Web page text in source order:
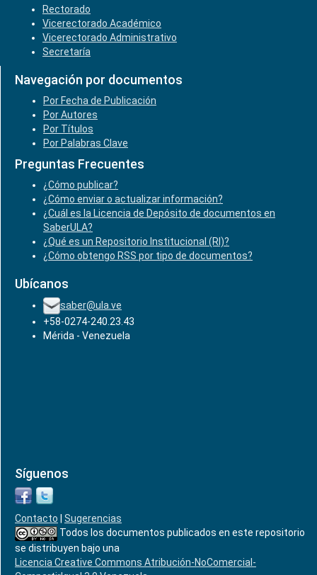
Rectorado
Vicerectorado Académico
Vicerectorado Administrativo
Secretaría
Navegación por documentos
Por Fecha de Publicación
Por Autores
Por Títulos
Por Palabras Clave
Preguntas Frecuentes
¿Cómo publicar?
¿Cómo enviar o actualizar información?
¿Cuál es la Licencia de Depósito de documentos en
SaberULA?
¿Qué es un Repositorio Institucional (RI)?
¿Cómo obtengo RSS por tipo de documentos?
Ubícanos
saber@ula.ve
+58-0274-240.23.43
Mérida - Venezuela
Síguenos
Contacto
Sugerencias
Todos los documentos publicados en este repositorio
se distribuyen bajo una
Licencia Creative Commons Atribución-NoComercial-